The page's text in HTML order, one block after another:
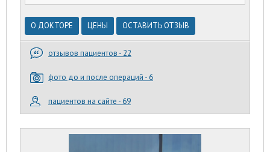
О ДОКТОРЕ ЦЕНЫ ОСТАВИТЬ ОТЗЫВ
отзывов пациентов - 22
фото до и после операций - 6
пациентов на сайте - 69